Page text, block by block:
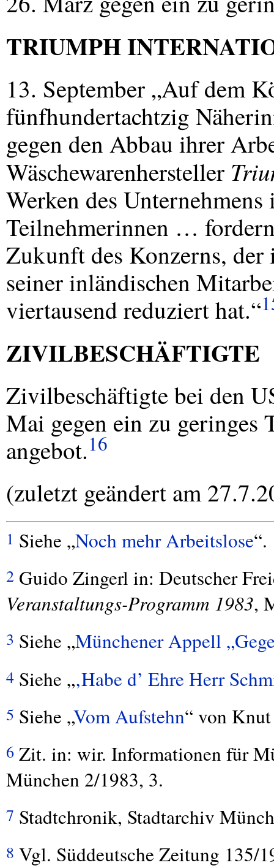
TRIUMPH
13. September „Auf dem
fünfhundertachtzig
gegen den Abbau ihrer
Wäschewarenhersteller
Werken des
Teilnehmerinnen …
Zukunft des Konzerns,
seiner inländischen
viertausend reduziert hat.“
ZIVILBESCHÄFTIGTE
Zivilbeschäftigte bei den
Mai gegen ein zu geringes
angebot.16
(zuletzt geändert am
1 Siehe „Noch mehr Arbeitslose“.
2 Guido Zingerl in: Deutscher
Veranstaltungs-Programm 1983,
3 Siehe „Münchener Appell
4 Siehe „‚Habe d’ Ehre Herr
5 Siehe „Vom Aufstehn“ von
6 Zit. in: wir. Informationen für
München 2/1983, 3.
7 Stadtchronik, Stadtarchiv
8 Vgl. Süddeutsche Zeitung 135/